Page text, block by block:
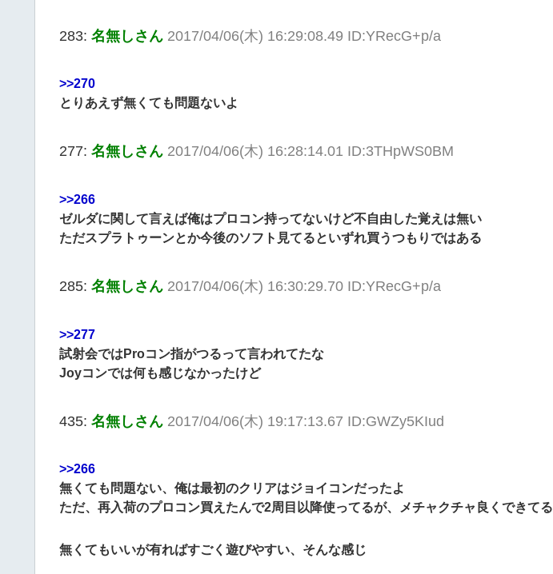
283: 名無しさん 2017/04/06(木) 16:29:08.49 ID:YRecG+p/a
>>270
とりあえず無くても問題ないよ
277: 名無しさん 2017/04/06(木) 16:28:14.01 ID:3THpWS0BM
>>266
ゼルダに関して言えば俺はプロコン持ってないけど不自由した覚えは無い
ただスプラトゥーンとか今後のソフト見てるといずれ買うつもりではある
285: 名無しさん 2017/04/06(木) 16:30:29.70 ID:YRecG+p/a
>>277
試射会ではProコン指がつるって言われてたな
Joyコンでは何も感じなかったけど
435: 名無しさん 2017/04/06(木) 19:17:13.67 ID:GWZy5KIud
>>266
無くても問題ない、俺は最初のクリアはジョイコンだったよ
ただ、再入荷のプロコン買えたんで2周目以降使ってるが、メチャクチャ良くできてる
無くてもいいが有ればすごく遊びやすい、そんな感じ